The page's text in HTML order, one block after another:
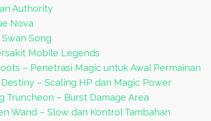
Authority
Nova
Song
Mobile Legends
– Penetrasi Magic untuk Awal Permainan
– Scaling HP dan Magic Power
Truncheon – Burst Damage Area
Wand – Slow dan Kontrol Tambahan